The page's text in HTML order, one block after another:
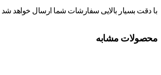
با دقت بسیار بالایی سفارشات شما ارسال خواهد شد
محصولات مشابه